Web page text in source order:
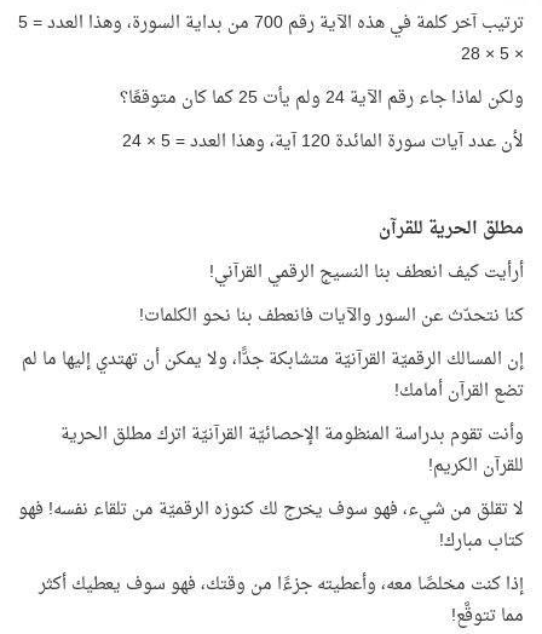
ترتيب آخر كلمة في هذه الآية رقم 700 من بداية السورة، وهذا العدد = 5
× 5 × 28
ولكن لماذا جاء رقم الآية 24 ولم يأت 25 كما كان متوقعًا؟
لأن عدد آيات سورة المائدة 120 آية، وهذا العدد = 5 × 24
مطلق الحرية للقرآن
أرأيت كيف انعطف بنا النسيج الرقمي القرآني!
كنا نتحدّث عن السور والآيات فانعطف بنا نحو الكلمات!
إن المسالك الرقميّة القرآنيّة متشابكة جدًّا، ولا يمكن أن تهتدي إليها ما لم
تضع القرآن أمامك!
وأنت تقوم بدراسة المنظومة الإحصائيّة القرآنيّة اترك مطلق الحرية
للقرآن الكريم!
لا تقلق من شيء، فهو سوف يخرج لك كنوزه الرقميّة من تلقاء نفسه! فهو
كتاب مبارك!
إذا كنت مخلصًا معه، وأعطيته جزءًا من وقتك، فهو سوف يعطيك أكثر
مما تتوقَّع!